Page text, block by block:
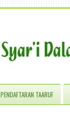
PENDAFTARAN TAARUF